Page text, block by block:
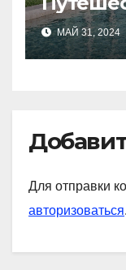
МАЙ 31, 2024
Для отправки
авторизоваться.